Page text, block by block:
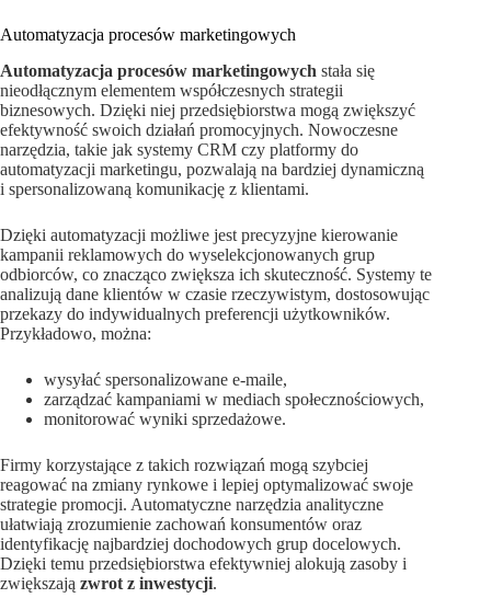
Automatyzacja procesów marketingowych
Automatyzacja procesów marketingowych stała się
nieodłącznym elementem współczesnych strategii
biznesowych. Dzięki niej przedsiębiorstwa mogą zwiększyć
efektywność swoich działań promocyjnych. Nowoczesne
narzędzia, takie jak systemy CRM czy platformy do
automatyzacji marketingu, pozwalają na bardziej dynamiczną
i spersonalizowaną komunikację z klientami.
Dzięki automatyzacji możliwe jest precyzyjne kierowanie
kampanii reklamowych do wyselekcjonowanych grup
odbiorców, co znacząco zwiększa ich skuteczność. Systemy te
analizują dane klientów w czasie rzeczywistym, dostosowując
przekazy do indywidualnych preferencji użytkowników.
Przykładowo, można:
wysyłać spersonalizowane e-maile,
zarządzać kampaniami w mediach społecznościowych,
monitorować wyniki sprzedażowe.
Firmy korzystające z takich rozwiązań mogą szybciej
reagować na zmiany rynkowe i lepiej optymalizować swoje
strategie promocji. Automatyczne narzędzia analityczne
ułatwiają zrozumienie zachowań konsumentów oraz
identyfikację najbardziej dochodowych grup docelowych.
Dzięki temu przedsiębiorstwa efektywniej alokują zasoby i
zwiększają zwrot z inwestycji.